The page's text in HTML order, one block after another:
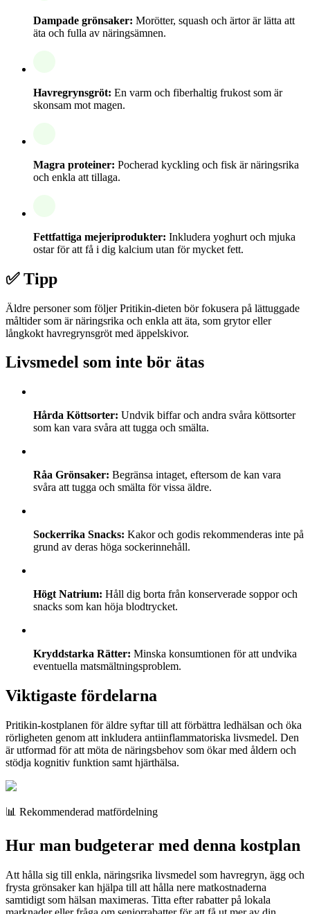
Dampade grönsaker: Morötter, squash och ärtor är lätta att
äta och fulla av näringsämnen.
Havregrynsgröt: En varm och fiberhaltig frukost som är
skonsam mot magen.
Magra proteiner: Pocherad kyckling och fisk är näringsrika
och enkla att tillaga.
Fettfattiga mejeriprodukter: Inkludera yoghurt och mjuka
ostar för att få i dig kalcium utan för mycket fett.
✅ Tipp
Äldre personer som följer Pritikin-dieten bör fokusera på lättuggade
måltider som är näringsrika och enkla att äta, som grytor eller
långkokt havregrynsgröt med äppelskivor.
Livsmedel som inte bör ätas
Hårda Köttsorter: Undvik biffar och andra svåra köttsorter
som kan vara svåra att tugga och smälta.
Råa Grönsaker: Begränsa intaget, eftersom de kan vara
svåra att tugga och smälta för vissa äldre.
Sockerrika Snacks: Kakor och godis rekommenderas inte på
grund av deras höga sockerinnehåll.
Högt Natrium: Håll dig borta från konserverade soppor och
snacks som kan höja blodtrycket.
Kryddstarka Rätter: Minska konsumtionen för att undvika
eventuella matsmältningsproblem.
Viktigaste fördelarna
Pritikin-kostplanen för äldre syftar till att förbättra ledhälsan och öka
rörligheten genom att inkludera antiinflammatoriska livsmedel. Den
är utformad för att möta de näringsbehov som ökar med åldern och
stödja kognitiv funktion samt hjärthälsa.
📊 Rekommenderad matfördelning
Hur man budgeterar med denna kostplan
Att hålla sig till enkla, näringsrika livsmedel som havregryn, ägg och
frysta grönsaker kan hjälpa till att hålla nere matkostnaderna
samtidigt som hälsan maximeras. Titta efter rabatter på lokala